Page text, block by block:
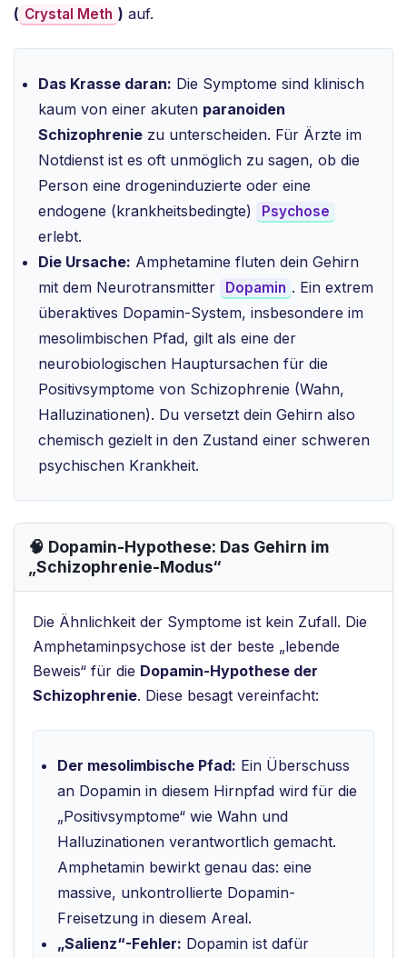
( Crystal Meth ) auf.
Das Krasse daran: Die Symptome sind klinisch
kaum von einer akuten paranoiden
Schizophreniezu unterscheiden. Für Ärzte im
Notdienst ist es oft unmöglich zu sagen, ob die
Person eine drogeninduzierte oder eine
endogene (krankheitsbedingte)
Psychose
erlebt.
Die Ursache: Amphetamine fluten dein Gehirn
mit dem Neurotransmitter
Dopamin . Ein extrem
überaktives Dopamin-System, insbesondere im
mesolimbischen Pfad, gilt als eine der
neurobiologischen Hauptursachen für die
Positivsymptome von Schizophrenie (Wahn,
Halluzinationen). Du versetzt dein Gehirn also
chemisch gezielt in den Zustand einer schweren
psychischen Krankheit.
🧠 Dopamin-Hypothese: Das Gehirn im
„Schizophrenie-Modus“
Die Ähnlichkeit der Symptome ist kein Zufall. Die
Amphetaminpsychose ist der beste „lebende
Beweis“ für die Dopamin-Hypothese der
Schizophrenie. Diese besagt vereinfacht:
Der mesolimbische Pfad: Ein Überschuss
an Dopamin in diesem Hirnpfad wird für die
„Positivsymptome“ wie Wahn und
Halluzinationen verantwortlich gemacht.
Amphetamin bewirkt genau das: eine
massive, unkontrollierte Dopamin-
Freisetzung in diesem Areal.
„Salienz“-Fehler: Dopamin ist dafür